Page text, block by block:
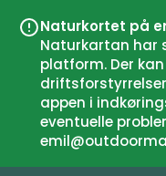
Naturkortet på
Naturkartan har
platform. Der
appen i
eventuelle